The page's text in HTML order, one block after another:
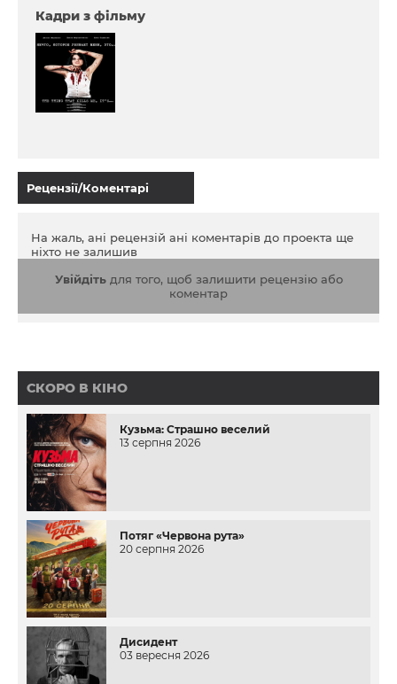
Кадри з фільму
Рецензії/Коментарі
На жаль, ані рецензій ані коментарів до проекта ще
ніхто не залишив
Увійдітьдля того, щоб залишити рецензію або
коментар
СКОРО В КІНО
Кузьма: Страшно веселий
13 серпня 2026
Потяг «Червона рута»
20 серпня 2026
Дисидент
03 вересня 2026